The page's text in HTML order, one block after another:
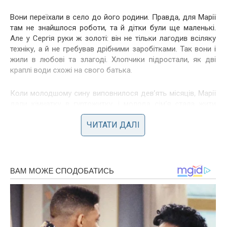
Вони переїхали в село до його родини. Правда, для Марії
там не знайшлося роботи, та й дітки були ще маленькі.
Але у Сергія руки ж золоті: він не тільки лагодив всіляку
техніку, а й не гребував дрібними заробітками. Так вони і
жили в любові та злагоді. Хлопчики підростали, як дві
краплі води схожі на свого батька.
Коли молодшому сину виповнилося дев’ять місяців, Марії
незалежно. Хоча, можливо, саме з цього моменту,
отримавши відносну свободу, Сергій якось відразу
змінився. Ні, Марія приводу для ревнощів не мала. Чоловік
Коли діти трохи підросли, Марія, щоб більш-менш жити
гідно, влаштувалася на роботу прибиральницею у тому ж
гуртожитку, де вони жили. Соромно було сидіти на шиї у
чоловіка. Поставивши варити обід, Марія встигала
перемити всі поверхи, випрати, прибрати в кімнаті. Все
горіло в її умілих руках. Адже з самого дитинства була
ЧИТАТИ ДАЛІ